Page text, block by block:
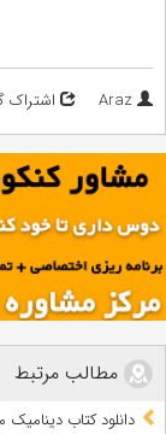
کتاب ارتعاشات مهندسی
کتب دانشگاهی مهندسی
مهندسی مکانیک
Araz اشتراک
مطالب مرتبط
دانلود کتاب دینامیک مریام